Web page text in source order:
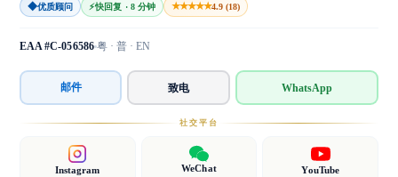
◆优质顾问 ⚡快回复 · 8 分钟 ★★★★★4.9 (18)
EAA #C-056586 粤 · 普 · EN
邮件 致电 WhatsApp
社交平台
Instagram WeChat YouTube